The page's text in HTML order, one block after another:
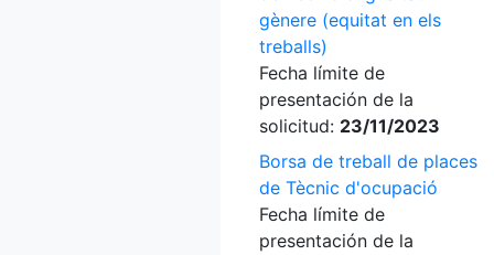
gènere (equitat en els
treballs)
Fecha límite de
presentación de la
solicitud: 23/11/2023
Borsa de treball de places
de Tècnic d'ocupació
Fecha límite de
presentación de la